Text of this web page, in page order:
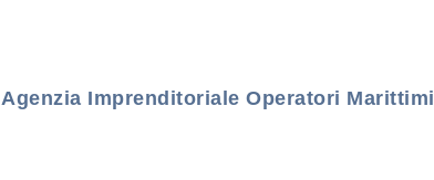
Agenzia Imprenditoriale Operatori Marittimi